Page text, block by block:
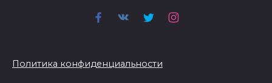
Политика конфиденциальности